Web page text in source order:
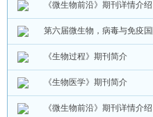
《微生物前沿》期刊详情介绍
第六届微生物，病毒与免疫
《生物过程》期刊简介
《生物医学》期刊简介
《微生物前沿》期刊详情介绍